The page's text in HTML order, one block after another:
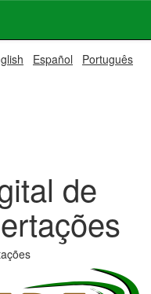
Español Português
de